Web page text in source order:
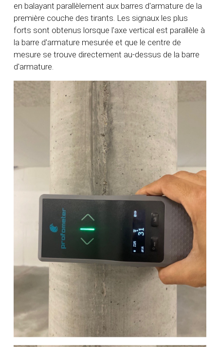
en balayant parallèlement aux barres d'armature de la
première couche des tirants. Les signaux les plus
forts sont obtenus lorsque l'axe vertical est parallèle à
la barre d'armature mesurée et que le centre de
mesure se trouve directement au-dessus de la barre
d'armature.